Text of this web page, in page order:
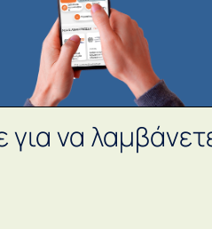
για να